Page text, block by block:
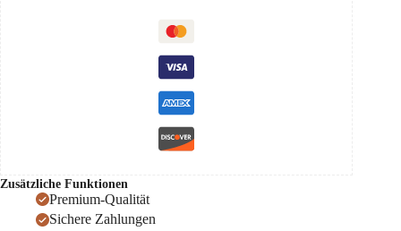
Zusätzliche Funktionen
Premium-Qualität
Sichere Zahlungen